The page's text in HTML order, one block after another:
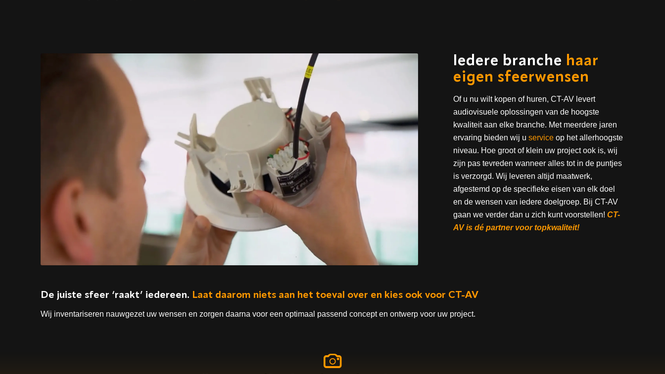
Iedere branche haar
eigen sfeerwensen
Of u nu wilt kopen of huren, CT-AV levert
audiovisuele oplossingen van de hoogste
kwaliteit aan elke branche. Met meerdere jaren
ervaring bieden wij u serviceop het allerhoogste
niveau. Hoe groot of klein uw project ook is, wij
zijn pas tevreden wanneer alles tot in de puntjes
is verzorgd. Wij leveren altijd maatwerk,
afgestemd op de specifieke eisen van elk doel
en de wensen van iedere doelgroep. Bij CT-AV
gaan we verder dan u zich kunt voorstellen! CT-
AV is dé partner voor topkwaliteit!
De juiste sfeer ‘raakt’ iedereen. Laat daarom niets aan het toeval over en kies ook voor CT-AV
Wij inventariseren nauwgezet uw wensen en zorgen daarna voor een optimaal passend concept en ontwerp voor uw project.